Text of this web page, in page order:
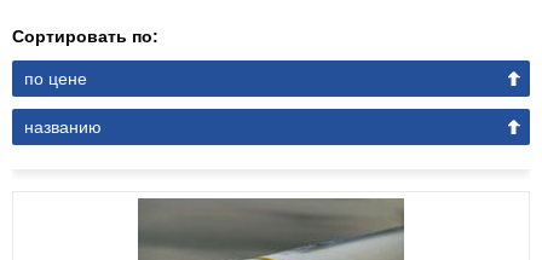
Сортировать по:
по цене
названию